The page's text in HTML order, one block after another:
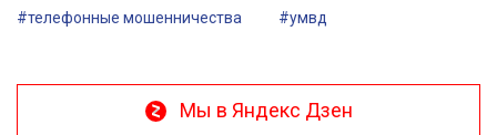
#телефонные мошенничества #умвд
Мы в Яндекс Дзен